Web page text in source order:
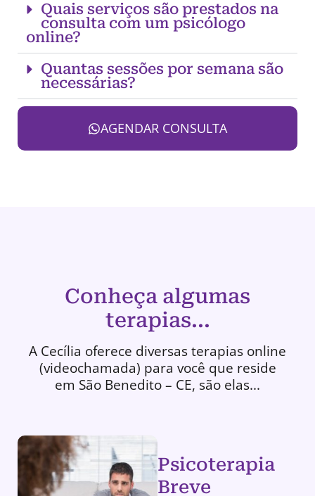
Quais serviços são prestados na
consulta com um psicólogo
online?
Quantas sessões por semana são
necessárias?
AGENDAR CONSULTA
Conheça algumas
terapias...
A Cecília oferece diversas terapias online
(videochamada) para você que reside
em São Benedito – CE, são elas...
Psicoterapia
Breve